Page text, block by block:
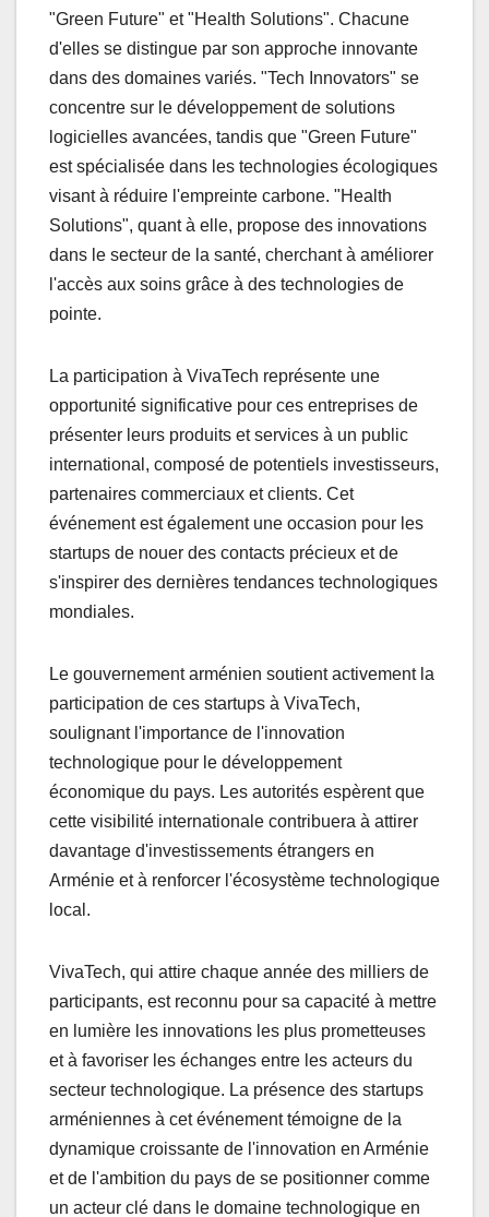
"Green Future" et "Health Solutions". Chacune
d'elles se distingue par son approche innovante
dans des domaines variés. "Tech Innovators" se
concentre sur le développement de solutions
logicielles avancées, tandis que "Green Future"
est spécialisée dans les technologies écologiques
visant à réduire l'empreinte carbone. "Health
Solutions", quant à elle, propose des innovations
dans le secteur de la santé, cherchant à améliorer
l'accès aux soins grâce à des technologies de
pointe.
La participation à VivaTech représente une
opportunité significative pour ces entreprises de
présenter leurs produits et services à un public
international, composé de potentiels investisseurs,
partenaires commerciaux et clients. Cet
événement est également une occasion pour les
startups de nouer des contacts précieux et de
s'inspirer des dernières tendances technologiques
mondiales.
Le gouvernement arménien soutient activement la
participation de ces startups à VivaTech,
soulignant l'importance de l'innovation
technologique pour le développement
économique du pays. Les autorités espèrent que
cette visibilité internationale contribuera à attirer
davantage d'investissements étrangers en
Arménie et à renforcer l'écosystème technologique
local.
VivaTech, qui attire chaque année des milliers de
participants, est reconnu pour sa capacité à mettre
en lumière les innovations les plus prometteuses
et à favoriser les échanges entre les acteurs du
secteur technologique. La présence des startups
arméniennes à cet événement témoigne de la
dynamique croissante de l'innovation en Arménie
et de l'ambition du pays de se positionner comme
un acteur clé dans le domaine technologique en